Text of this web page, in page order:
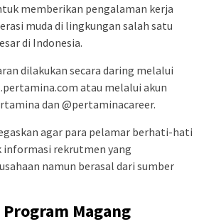
memberikan pengalaman kerja
muda di lingkungan salah satu
di Indonesia.
dilakukan secara daring melalui
atau melalui akun
dan @pertaminacareer.
agar para pelamar berhati-hati
informasi rekrutmen yang
namun berasal dari sumber
Magang